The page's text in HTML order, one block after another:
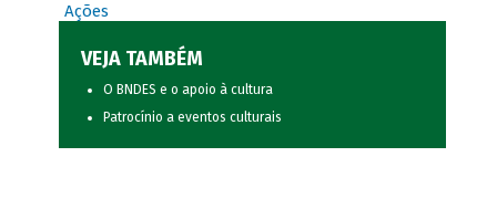
Ações
VEJA TAMBÉM
O BNDES e o apoio à cultura
Patrocínio a eventos culturais